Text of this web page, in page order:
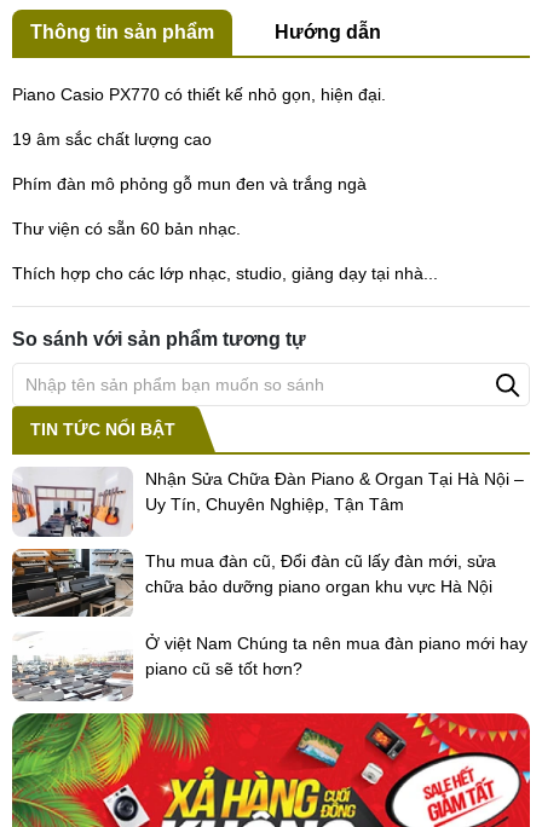
Thông tin sản phẩm Hướng dẫn
Piano Casio PX770 có thiết kế nhỏ gọn, hiện đại.
19 âm sắc chất lượng cao
Phím đàn mô phỏng gỗ mun đen và trắng ngà
Thư viện có sẵn 60 bản nhạc.
Thích hợp cho các lớp nhạc, studio, giảng dạy tại nhà...
So sánh với sản phẩm tương tự
TIN TỨC NỔI BẬT
Nhận Sửa Chữa Đàn Piano & Organ Tại Hà Nội –
Uy Tín, Chuyên Nghiệp, Tận Tâm
Thu mua đàn cũ, Đổi đàn cũ lấy đàn mới, sửa
chữa bảo dưỡng piano organ khu vực Hà Nội
Ở việt Nam Chúng ta nên mua đàn piano mới hay
piano cũ sẽ tốt hơn?